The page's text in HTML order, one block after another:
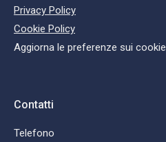
Privacy Policy
Cookie Policy
Aggiorna le preferenze sui cookie
Contatti
Telefono